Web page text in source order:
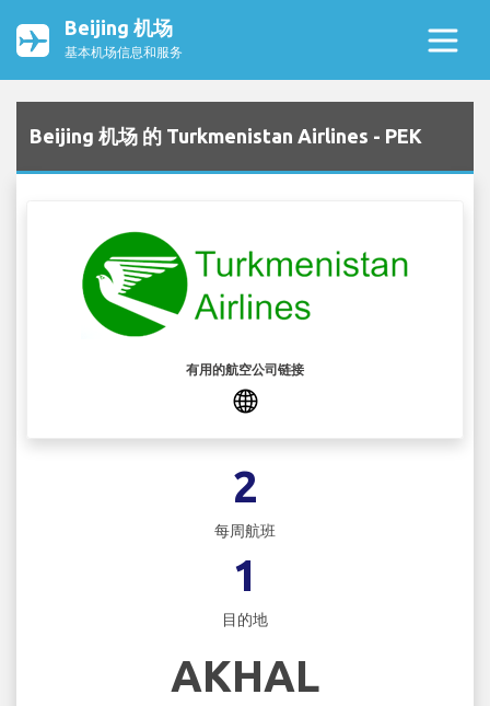
Beijing 机场
基本机场信息和服务
Beijing 机场 的 Turkmenistan Airlines - PEK
有用的航空公司链接
2
每周航班
1
目的地
AKHAL